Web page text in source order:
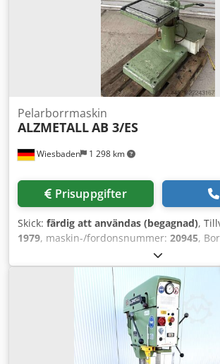
Wiesbaden 1 298 km
Pelarborrmaskin
ALZMETALLAB 3/ES
Prisuppgifter
Skick: färdig att användas (begagnad),
1979, maskin-/fordonsnummer: 20945,
28/35 mm Spindelupptagning: MK 3
Bordstorlek: 400 x 400 mm Bord
svängbart och höjdjusterbart via handratt
Cedezh H I Uopfx Afueha Största avstånd
borrspindel: 630 mm Spindelslag: 180 mm
4 grupper, steglöst reglerbara: 65 - 1750
Drivmotor: 380 V, 0,9/1,5 kW Vikt: 340 kg
600 x 920 x 1880 mm